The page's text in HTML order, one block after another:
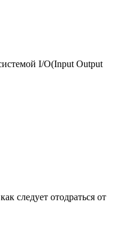
I/O(Input Output
следует отодраться от